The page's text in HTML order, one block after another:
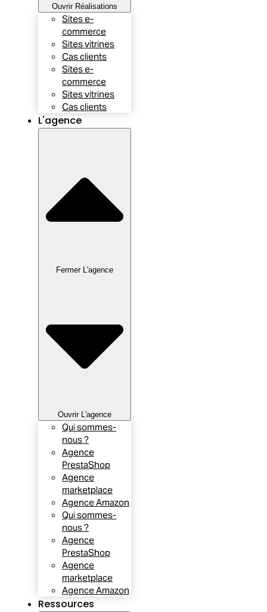
Ouvrir Réalisations
Sites e-
commerce
Sites vitrines
Cas clients
Sites e-
commerce
Sites vitrines
Cas clients
L'agence
Fermer L'agence
Ouvrir L'agence
Qui sommes-
nous ?
Agence
PrestaShop
Agence
marketplace
Agence Amazon
Qui sommes-
nous ?
Agence
PrestaShop
Agence
marketplace
Agence Amazon
Ressources